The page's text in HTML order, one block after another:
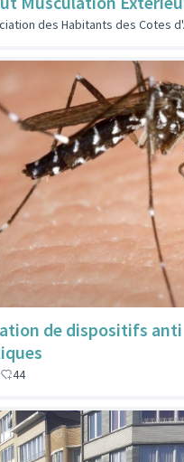
des Habitants des Cotes
de dispositifs anti
44